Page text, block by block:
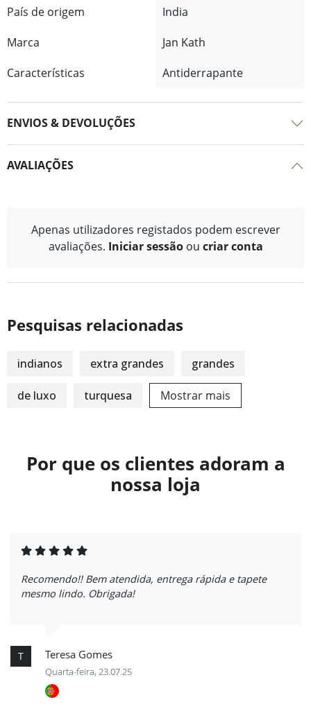
País de origem
India
Marca
Jan Kath
Características
Antiderrapante
ENVIOS & DEVOLUÇÕES
AVALIAÇÕES
Apenas utilizadores registados podem escrever
avaliações. Iniciar sessão ou criar conta
Pesquisas relacionadas
indianos extra grandes grandes
de luxo turquesa Mostrar mais
Por que os clientes adoram a
nossa loja
Recomendo!! Bem atendida, entrega rápida e tapete
mesmo lindo. Obrigada!
T Teresa Gomes
Quarta-feira, 23.07.25